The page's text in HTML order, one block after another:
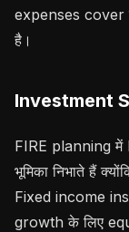
expenses cover
है।
Investment
FIRE planning में
भूमिका निभाते हैं
Fixed income
growth के लिए